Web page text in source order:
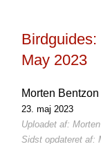
May 2023
Morten
23. maj 2023
Uploadet af:
Sidst opdateret af: